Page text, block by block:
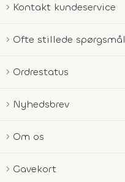
Kontakt kundeservice
Ofte stillede spørgsmål
Ordrestatus
Nyhedsbrev
Om os
Gavekort